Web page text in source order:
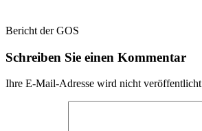
Bericht der GOS
Schreiben Sie einen Kommentar
Ihre E-Mail-Adresse wird nicht